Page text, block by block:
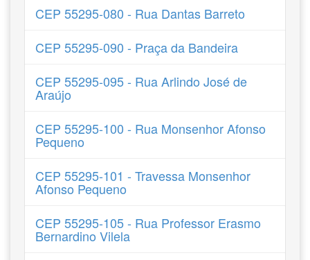
CEP 55295-080 - Rua Dantas Barreto
CEP 55295-090 - Praça da Bandeira
CEP 55295-095 - Rua Arlindo José de
Araújo
CEP 55295-100 - Rua Monsenhor Afonso
Pequeno
CEP 55295-101 - Travessa Monsenhor
Afonso Pequeno
CEP 55295-105 - Rua Professor Erasmo
Bernardino Vilela